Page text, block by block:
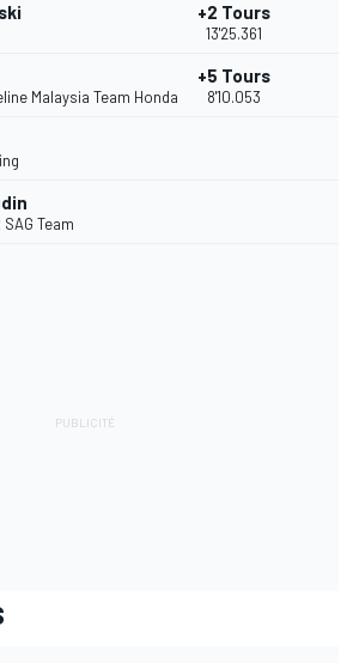
+2 Tours
13'25.361
Malaysia Team Honda
+5 Tours
8'10.053
SAG Team